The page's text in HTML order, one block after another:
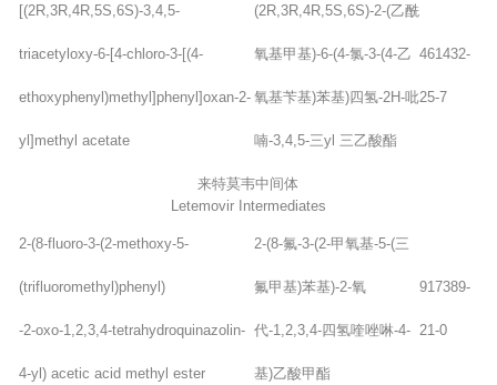
[(2R,3R,4R,5S,6S)-3,4,5-
triacetyloxy-6-[4-chloro-3-[(4-
ethoxyphenyl)methyl]phenyl]oxan-2-
yl]methyl acetate
(2R,3R,4R,5S,6S)-2-(乙酰
氧基甲基)-6-(4-氯-3-(4-乙
氧基苄基)苯基)四氢-2H-吡
喃-3,4,5-三yl 三乙酸酯
461432-
25-7
来特莫韦中间体
Letemovir Intermediates
2-(8-fluoro-3-(2-methoxy-5-
(trifluoromethyl)phenyl)
-2-oxo-1,2,3,4-tetrahydroquinazolin-
4-yl) acetic acid methyl ester
2-(8-氟-3-(2-甲氧基-5-(三
氟甲基)苯基)-2-氧
代-1,2,3,4-四氢喹唑啉-4-
基)乙酸甲酯
917389-
21-0